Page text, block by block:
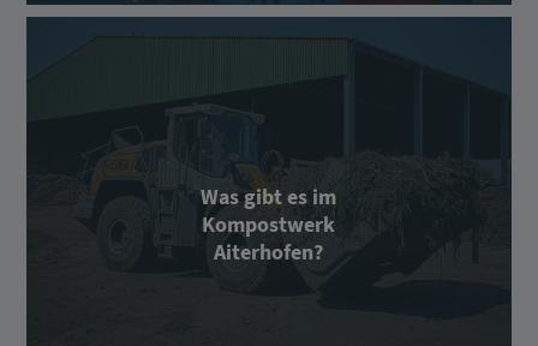
Was gibt es im
Kompostwerk
Aiterhofen?